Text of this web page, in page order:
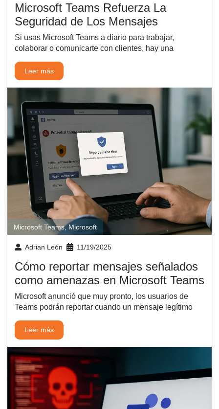
Microsoft Teams Refuerza La
Seguridad de Los Mensajes
Si usas Microsoft Teams a diario para trabajar,
colaborar o comunicarte con clientes, hay una
Leer más
Microsoft Teams,Microsoft
Adrian León 11/19/2025
Cómo reportar mensajes señalados
como amenazas en Microsoft Teams
Microsoft anunció que muy pronto, los usuarios de
Teams podrán reportar cuando un mensaje legítimo
Leer más